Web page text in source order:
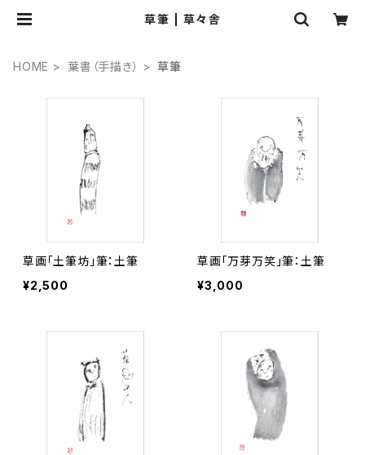
草筆 | 草々舎
HOME 葉書（手描き） 草筆
草画「土筆坊」筆：土筆
¥2,500
草画「万芽万笑」筆：土筆
¥3,000